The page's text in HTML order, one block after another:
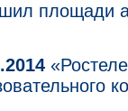
площади